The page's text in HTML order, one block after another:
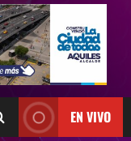
EN VIVO